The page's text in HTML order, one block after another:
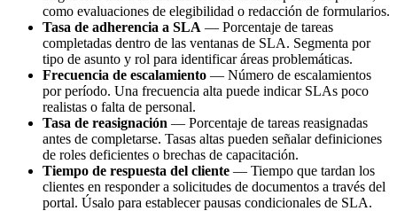
como evaluaciones de elegibilidad o redacción de formularios.
Tasa de adherencia a SLA — Porcentaje de tareas
completadas dentro de las ventanas de SLA. Segmenta por
tipo de asunto y rol para identificar áreas problemáticas.
Frecuencia de escalamiento — Número de escalamientos
por período. Una frecuencia alta puede indicar SLAs poco
realistas o falta de personal.
Tasa de reasignación — Porcentaje de tareas reasignadas
antes de completarse. Tasas altas pueden señalar definiciones
de roles deficientes o brechas de capacitación.
Tiempo de respuesta del cliente — Tiempo que tardan los
clientes en responder a solicitudes de documentos a través del
portal. Úsalo para establecer pausas condicionales de SLA.